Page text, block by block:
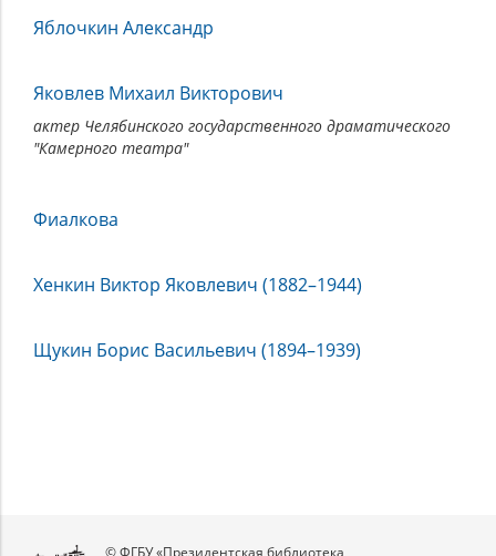
Яблочкин Александр
Яковлев Михаил Викторович
актер Челябинского государственного драматического
"Камерного театра"
Фиалкова
Хенкин Виктор Яковлевич (1882–1944)
Щукин Борис Васильевич (1894–1939)
© ФГБУ «Президентская библиотека